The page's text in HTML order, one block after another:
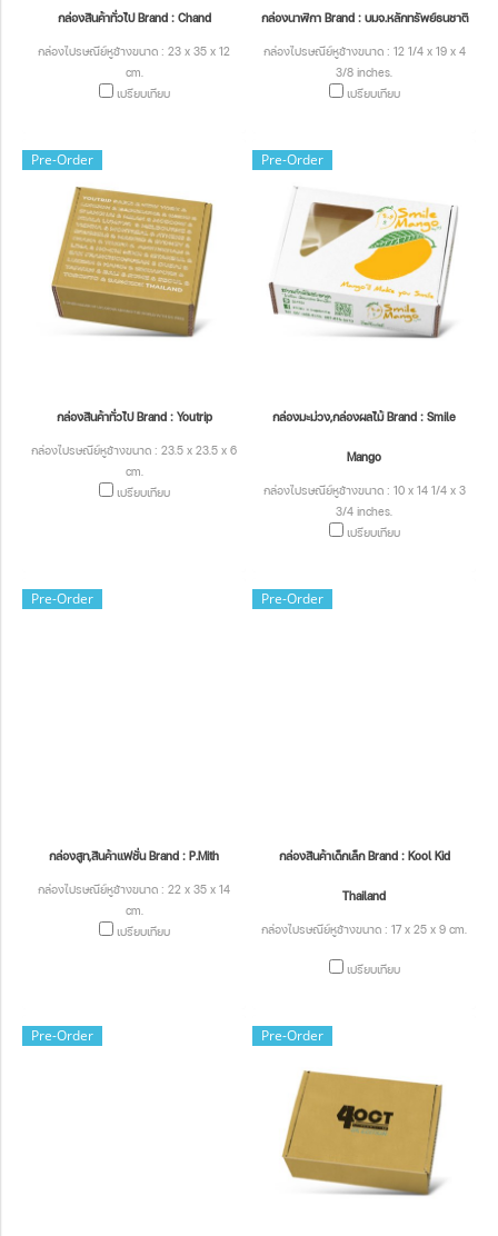
กล่องสินค้าทั่วไป Brand : Chand
กล่องไปรษณีย์หูช้างขนาด : 23 x 35 x 12
cm.
เปรียบเทียบ
กล่องนาฬิกา Brand : บมจ.หลักทรัพย์ธนชาติ
กล่องไปรษณีย์หูช้างขนาด : 12 1/4 x 19 x 4
3/8 inches.
เปรียบเทียบ
Pre-Order
กล่องสินค้าทั่วไป Brand : Youtrip
กล่องไปรษณีย์หูช้างขนาด : 23.5 x 23.5 x 6
cm.
เปรียบเทียบ
Pre-Order
กล่องมะม่วง,กล่องผลไม้ Brand : Smile
Mango
กล่องไปรษณีย์หูช้างขนาด : 10 x 14 1/4 x 3
3/4 inches.
เปรียบเทียบ
Pre-Order
กล่องสูท,สินค้าแฟชั่น Brand : P.Mith
กล่องไปรษณีย์หูช้างขนาด : 22 x 35 x 14
cm.
เปรียบเทียบ
Pre-Order
กล่องสินค้าเด็กเล็ก Brand : Kool Kid
Thailand
กล่องไปรษณีย์หูช้างขนาด : 17 x 25 x 9 cm.
เปรียบเทียบ
Pre-Order Pre-Order